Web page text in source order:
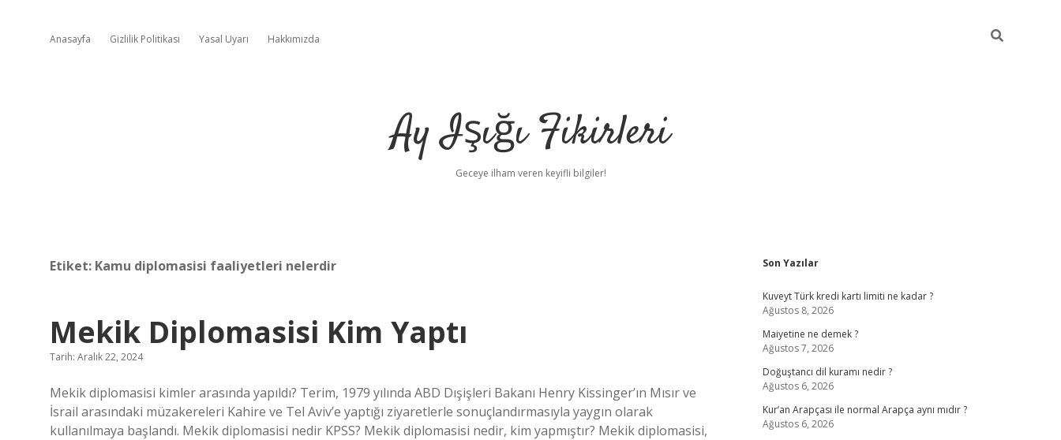
Anasayfa Gizlilik Politikası Yasal Uyarı Hakkımızda
Ay Işığı Fikirleri
Geceye ilham veren keyifli bilgiler!
Etiket: Kamu diplomasisi faaliyetleri nelerdir
Mekik Diplomasisi Kim Yaptı
Tarih: Aralık 22, 2024
Mekik diplomasisi kimler arasında yapıldı? Terim, 1979 yılında ABD Dışişleri Bakanı Henry Kissinger’ın Mısır ve
İsrail arasındaki müzakereleri Kahire ve Tel Aviv’e yaptığı ziyaretlerle sonuçlandırmasıyla yaygın olarak
kullanılmaya başlandı. Mekik diplomasisi nedir KPSS? Mekik diplomasisi nedir, kim yapmıştır? Mekik diplomasisi,
Sidebar
Son Yazılar
Kuveyt Türk kredi kartı limiti ne kadar ?
Ağustos 8, 2026
Maiyetine ne demek ?
Ağustos 7, 2026
Doğuştancı dil kuramı nedir ?
Ağustos 6, 2026
Kur’an Arapçası ile normal Arapça aynı mıdır ?
Ağustos 6, 2026